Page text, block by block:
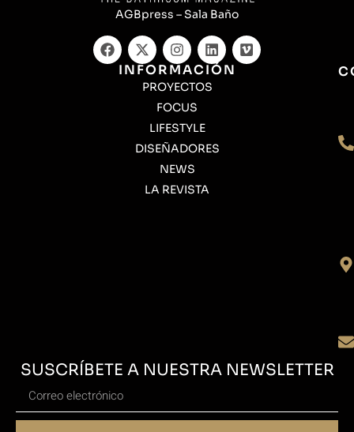
AGBpress – Sala Baño
INFORMACIÓN
PROYECTOS
FOCUS
LIFESTYLE
DISEÑADORES
NEWS
LA REVISTA
SUSCRÍBETE A NUESTRA NEWSLETTER